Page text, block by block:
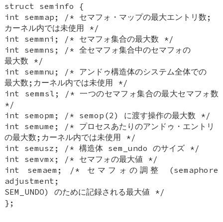
struct seminfo {
int semmap; /* セマフォ・マップの最大エントリ数;
カーネル内では未使用 */
int semmni; /* セマフォ集合の最大数 */
int semmns; /* 全セマフォ集合中のセマフォの
最大数 */
int semmnu; /* アンドゥ構造体のシステム全体での
最大数;カーネル内では未使用 */
int semmsl; /* 一つのセマフォ集合の最大セマフォ数
*/
int semopm; /* semop(2) に渡す操作の最大数 */
int semume; /* プロセスあたりのアンドゥ・エントリ
の最大数;カーネル内では未使用 */
int semusz; /* 構造体 sem_undo のサイズ */
int semvmx; /* セマフォの最大値 */
int semaem; /* セマフォの調整 (semaphore
adjustment;
SEM_UNDO) のために記録される最大値 */
};